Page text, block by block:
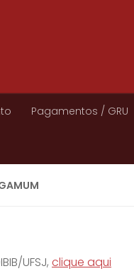
Pagamentos / GRU
UFSJ, clique aqui